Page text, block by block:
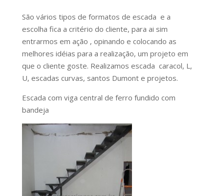
São vários tipos de formatos de escada e a
escolha fica a critério do cliente, para ai sim
entrarmos em ação , opinando e colocando as
melhores idéias para a realização, um projeto em
que o cliente goste. Realizamos escada caracol, L,
U, escadas curvas, santos Dumont e projetos.
Escada com viga central de ferro fundido com
bandeja